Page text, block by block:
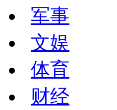
军事
文娱
体育
财经